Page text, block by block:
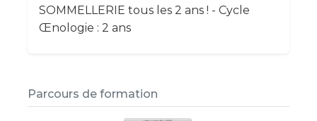
SOMMELLERIE tous les 2 ans ! - Cycle
Œnologie : 2 ans
Parcours de formation